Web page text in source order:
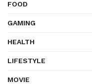
FOOD
GAMING
HEALTH
LIFESTYLE
MOVIE